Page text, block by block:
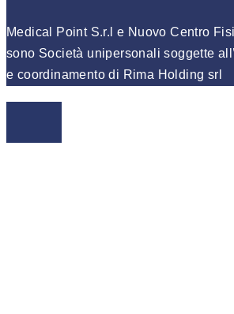
Medical Point S.r.l e Nuovo Centro
sono Società unipersonali soggette
e coordinamento di Rima Holding srl